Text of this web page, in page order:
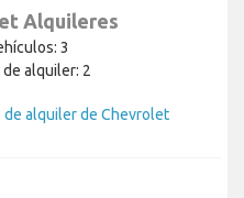
Alquileres
3
de alquiler: 2
de alquiler de Chevrolet